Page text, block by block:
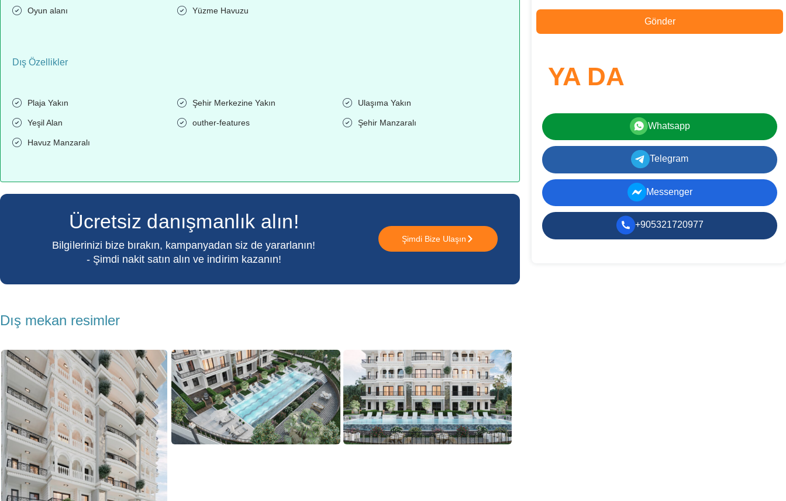
Oyun alanı Yüzme Havuzu
Dış Özellikler
Plaja Yakın Şehir Merkezine Yakın Ulaşıma Yakın
Yeşil Alan outher-features Şehir Manzaralı
Havuz Manzaralı
Ücretsiz danışmanlık alın!
Bilgilerinizi bize bırakın, kampanyadan siz de yararlanın!
- Şimdi nakit satın alın ve indirim kazanın!
Şimdi Bize Ulaşın
Dış mekan resimler
Gönder
YA DA
Whatsapp
Telegram
Messenger
+905321720977